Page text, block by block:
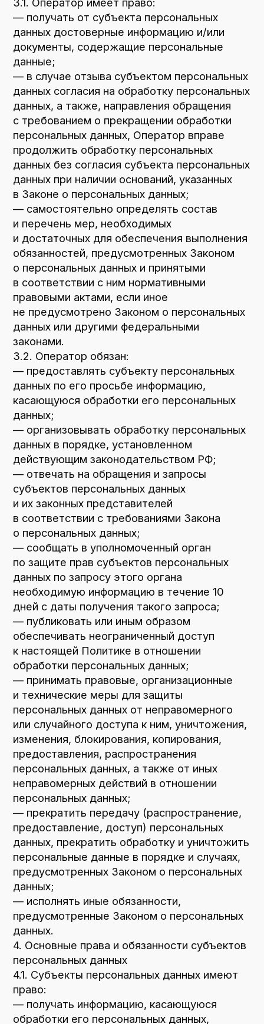
персональные данные в порядке и случаях,
предусмотренных Законом о персональных
данных;
— исполнять иные обязанности,
предусмотренные Законом о персональных
данных.
4. Основные права и обязанности субъектов
персональных данных
4.1. Субъекты персональных данных имеют
право:
— получать информацию, касающуюся
обработки его персональных данных,
за исключением случаев, предусмотренных
федеральными законами. Сведения
предоставляются субъекту персональных
данных Оператором в доступной форме,
и в них не должны содержаться
персональные данные, относящиеся
к другим субъектам персональных данных,
за исключением случаев, когда имеются
законные основания для раскрытия таких
персональных данных. Перечень
информации и порядок ее получения
установлен Законом о персональных
— требовать от оператора уточнения его
персональных данных, их блокирования или
данные являются неполными, устаревшими,
неточными, незаконно полученными или
не являются необходимыми для заявленной
цели обработки, а также принимать
предусмотренные законом меры по защите
своих прав;
— выдвигать условие предварительного
согласия при обработке персональных
данных в целях продвижения на рынке
товаров, работ и услуг;
— на отзыв согласия на обработку
персональных данных, а также,
на направление требования о прекращении
— обжаловать в уполномоченный орган
по защите прав субъектов персональных
данных или в судебном порядке
неправомерные действия или бездействие
Оператора при обработке его персональных
данных;
— на осуществление иных прав,
предусмотренных законодательством РФ.
4.2. Субъекты персональных данных
обязаны:
— предоставлять Оператору достоверные
данные о себе;
— сообщать Оператору об уточнении
(обновлении, изменении) своих
персональных данных.
4.3. Лица, передавшие Оператору
недостоверные сведения о себе, либо
сведения о другом субъекте персональных
данных без согласия последнего, несут
ответственность в соответствии
с законодательством РФ.
5. Принципы обработки персональных
данных
5.1. Обработка персональных данных
осуществляется на законной и справедливой
основе.
5.2. Обработка персональных данных
ограничивается достижением конкретных,
заранее определенных и законных целей.
Не допускается обработка персональных
данных, несовместимая с целями сбора
персональных данных.
5.3. Не допускается объединение баз
данных, содержащих персональные данные,
обработка которых осуществляется в целях,
несовместимых между собой.
5.4. Обработке подлежат только
персональные данные, которые отвечают
целям их обработки.
5.5. Содержание и объем обрабатываемых
персональных данных соответствуют
Не допускается избыточность
обрабатываемых персональных данных
по отношению к заявленным целям
их обработки.
5.6. При обработке персональных данных
обеспечивается точность персональных
случаях и актуальность по отношению
к целям обработки персональных данных.
Оператор принимает необходимые меры и/
или обеспечивает их принятие по удалению
или уточнению неполных или неточных
данных.